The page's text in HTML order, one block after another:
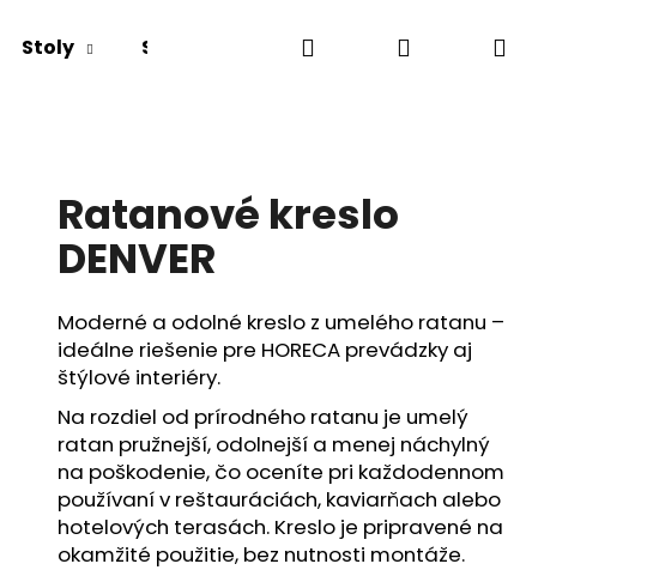
Stoly Sedacie boxy a lavice Lehátka
Hľadať PrihlásenieNákupný
Ratanové kreslo
DENVER
Moderné a odolné kreslo z umelého ratanu –
ideálne riešenie pre HORECA prevádzky aj
štýlové interiéry.
Na rozdiel od prírodného ratanu je umelý
ratan pružnejší, odolnejší a menej náchylný
na poškodenie, čo oceníte pri každodennom
používaní v reštauráciách, kaviarňach alebo
hotelových terasách. Kreslo je pripravené na
okamžité použitie, bez nutnosti montáže.